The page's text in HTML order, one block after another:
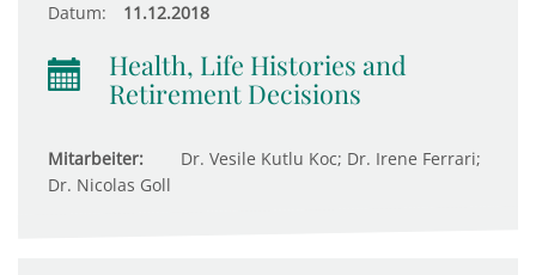
Datum: 11.12.2018
Health, Life Histories and
Retirement Decisions
Mitarbeiter:
Dr. Vesile Kutlu Koc; Dr. Irene Ferrari;
Dr. Nicolas Goll